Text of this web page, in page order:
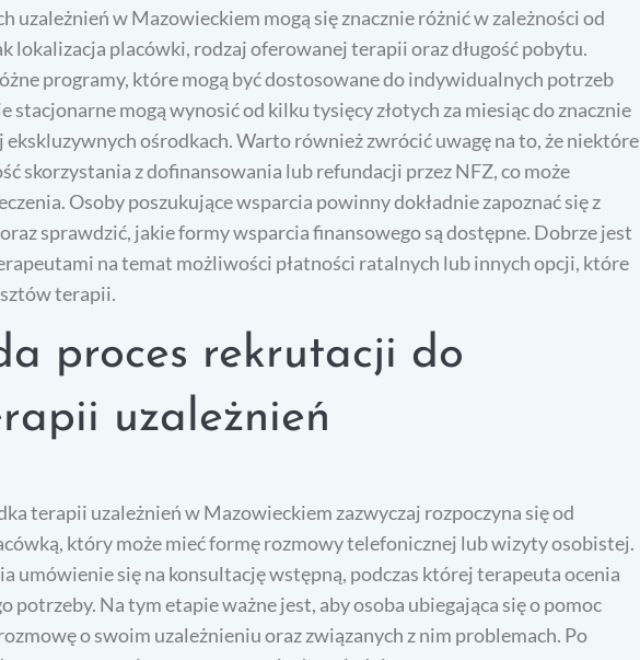
uzależnień w Mazowieckiem mogą się znacznie różnić w zależności od
lokalizacja placówki, rodzaj oferowanej terapii oraz długość pobytu.
programy, które mogą być dostosowane do indywidualnych potrzeb
stacjonarne mogą wynosić od kilku tysięcy złotych za miesiąc do znacznie
ośrodkach. Warto również zwrócić uwagę na to, że niektóre
skorzystania z dofinansowania lub refundacji przez NFZ, co może
Osoby poszukujące wsparcia powinny dokładnie zapoznać się z
sprawdzić, jakie formy wsparcia finansowego są dostępne. Dobrze jest
na temat możliwości płatności ratalnych lub innych opcji, które
terapii.
proces rekrutacji do
uzależnień
terapii uzależnień w Mazowieckiem zazwyczaj rozpoczyna się od
który może mieć formę rozmowy telefonicznej lub wizyty osobistej.
umówienie się na konsultację wstępną, podczas której terapeuta ocenia
potrzeby. Na tym etapie ważne jest, aby osoba ubiegająca się o pomoc
o swoim uzależnieniu oraz związanych z nim problemach. Po